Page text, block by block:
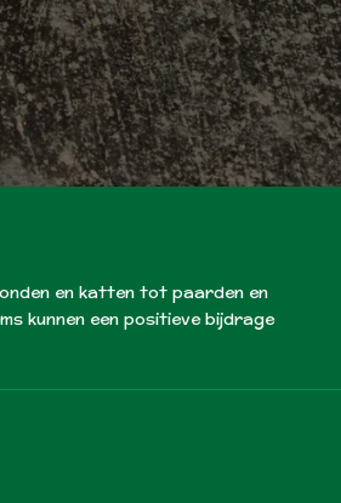
en katten tot paarden en
kunnen een positieve bijdrage